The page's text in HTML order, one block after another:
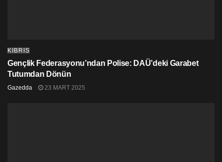
KIBRIS
Gençlik Federasyonu’ndan Polise: DAÜ’deki Garabet
Tutumdan Dönün
Gazedda 23 MART 2025